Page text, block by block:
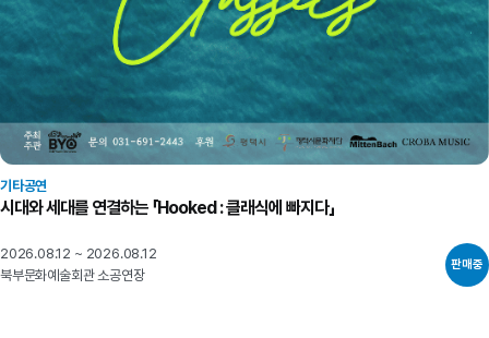
기타공연
시대와 세대를 연결하는 「Hooked : 클래식에 빠지다」
2026.08.12 ~ 2026.08.12
북부문화예술회관 소공연장
판매중